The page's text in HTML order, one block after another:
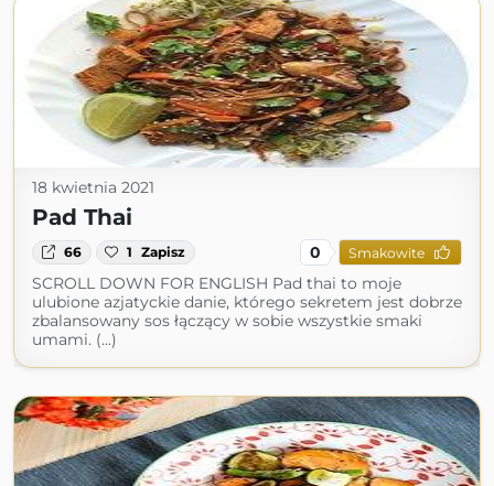
18 kwietnia 2021
Pad Thai
66 1 Zapisz 0 Smakowite
SCROLL DOWN FOR ENGLISH Pad thai to moje
ulubione azjatyckie danie, którego sekretem jest dobrze
zbalansowany sos łączący w sobie wszystkie smaki
umami. (...)